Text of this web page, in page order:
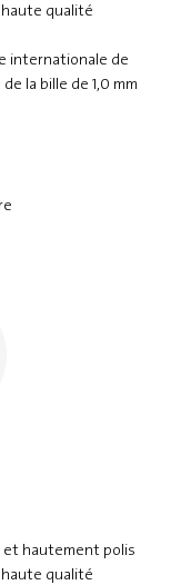
qualité
internationale de
la bille de 1,0 mm
et hautement polis
qualité